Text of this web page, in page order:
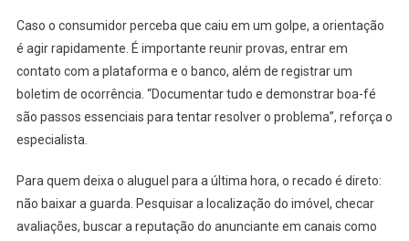
Caso o consumidor perceba que caiu em um golpe, a orientação
é agir rapidamente. É importante reunir provas, entrar em
contato com a plataforma e o banco, além de registrar um
boletim de ocorrência. “Documentar tudo e demonstrar boa-fé
são passos essenciais para tentar resolver o problema”, reforça o
especialista.
Para quem deixa o aluguel para a última hora, o recado é direto:
não baixar a guarda. Pesquisar a localização do imóvel, checar
avaliações, buscar a reputação do anunciante em canais como